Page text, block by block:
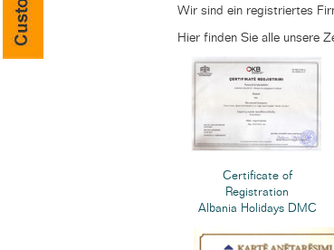
Wir sind ein registriertes
Hier finden Sie alle unsere
Certificate of
Registration
Albania Holidays DMC